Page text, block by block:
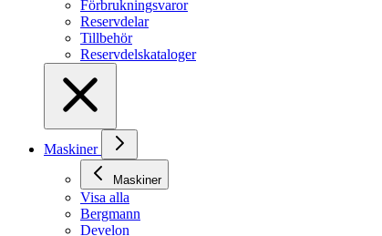
Förbrukningsvaror
Reservdelar
Tillbehör
Reservdelskataloger
Maskiner
Maskiner
Visa alla
Bergmann
Develon